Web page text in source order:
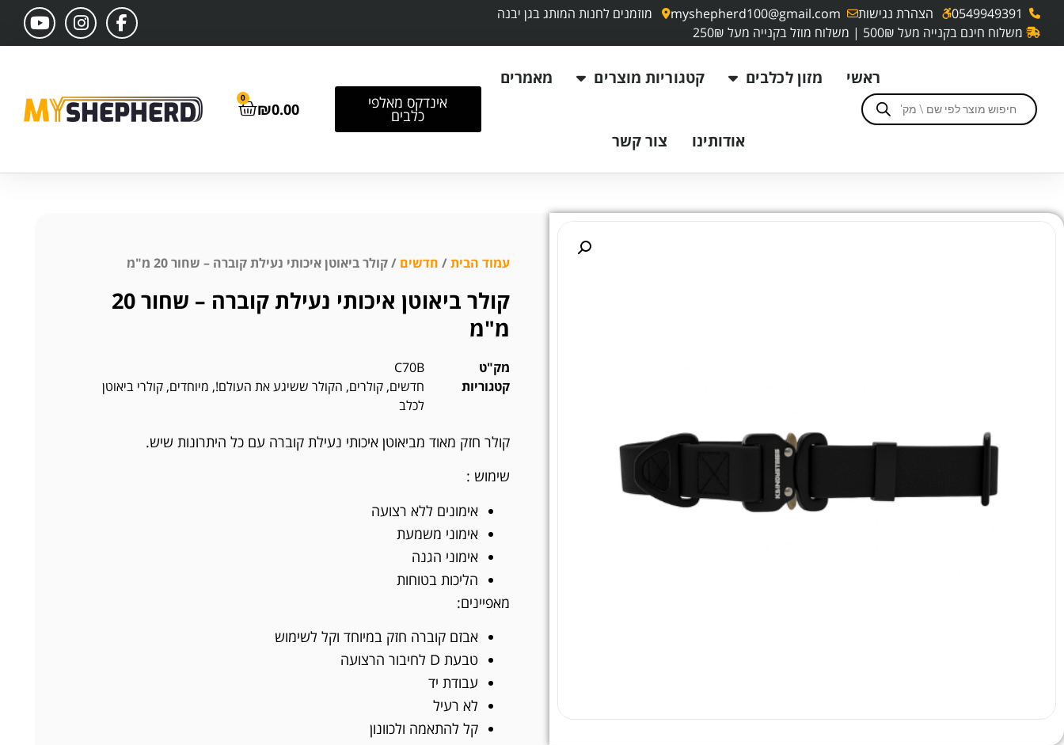
0549949391 הצהרת נגישות myshepherd100@gmail.com
מוזמנים לחנות המותג בגן יבנה
משלוח חינם בקנייה מעל 500₪ | משלוח מוזל בקנייה מעל 250₪
ראשי מזון לכלבים קטגוריות מוצרים מאמרים
אודותינו צור קשר
אינדקס מאלפי
כלבים ₪0.00
0
עמוד הבית/ חדשים / קולר ביאוטן איכותי נעילת קוברה – שחור 20 מ"מ
קולר ביאוטן איכותי נעילת קוברה – שחור 20
מ"מ
מק"ט
C70B
קטגוריות
חדשים, קולרים, הקולר ששיגע את העולם!, מיוחדים, קולרי ביאוטן
לכלב
קולר חזק מאוד מביאוטן איכותי נעילת קוברה עם כל היתרונות שיש.
שימוש :
אימונים ללא רצועה
אימוני משמעת
אימוני הגנה
הליכות בטוחות
מאפיינים:
אבזם קוברה חזק במיוחד וקל לשימוש
טבעת D לחיבור הרצועה
עבודת יד
לא רעיל
קל להתאמה ולכוונון